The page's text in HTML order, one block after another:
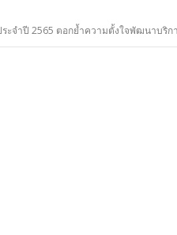
ประจำปี 2565 ตอกย้ำความตั้งใจพัฒนาบ